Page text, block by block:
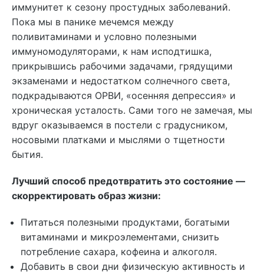
иммунитет к сезону простудных заболеваний.
Пока мы в панике мечемся между
поливитаминами и условно полезными
иммуномодуляторами, к нам исподтишка,
прикрывшись рабочими задачами, грядущими
экзаменами и недостатком солнечного света,
подкрадываются ОРВИ, «осенняя депрессия» и
хроническая усталость. Сами того не замечая, мы
вдруг оказываемся в постели с градусником,
носовыми платками и мыслями о тщетности
бытия.
Лучший способ предотвратить это состояние —
скорректировать образ жизни:
Питаться полезными продуктами, богатыми
витаминами и микроэлементами, снизить
потребление сахара, кофеина и алкоголя.
Добавить в свои дни физическую активность и